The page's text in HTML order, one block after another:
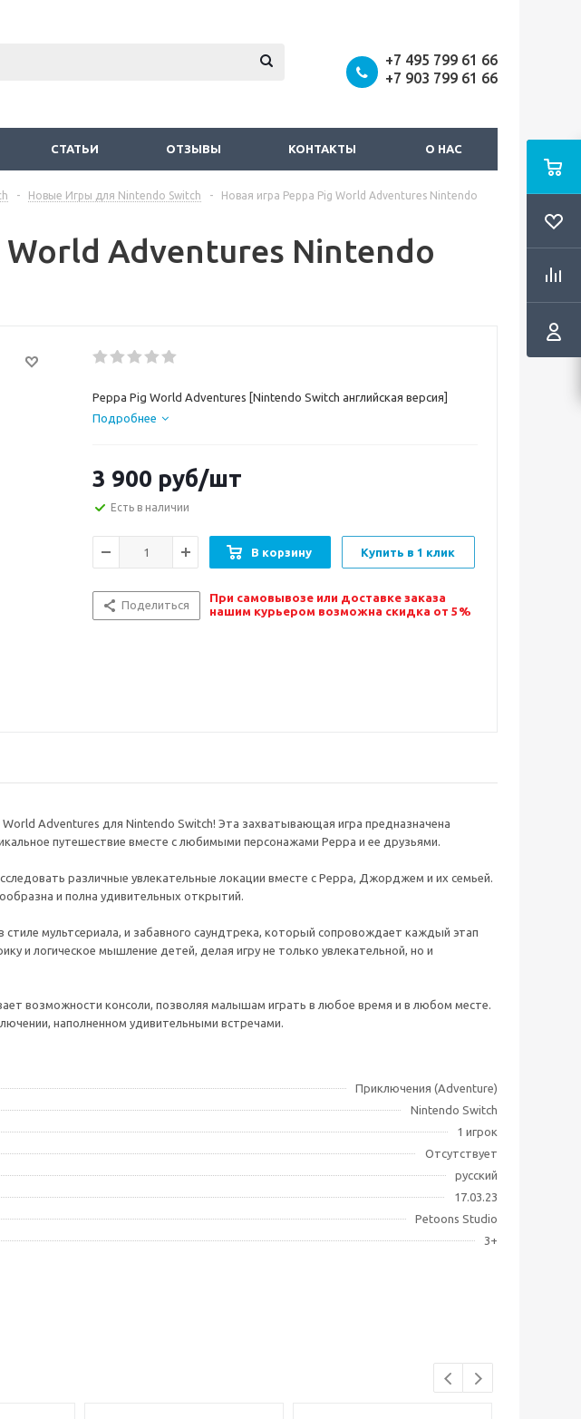
+7 495 799 61 66
+7 903 799 61 66
СТАТЬИ ОТЗЫВЫ КОНТАКТЫ О НАС
- Новые Игры для Nintendo Switch -
Новая игра Peppa Pig World Adventures Nintendo
World Adventures Nintendo
Peppa Pig World Adventures [Nintendo Switch английская версия]
Подробнее
3 900 руб/шт
Есть в наличии
В корзину Купить в 1 клик
Поделиться
При самовывозе или доставке заказа
нашим курьером возможна скидка от 5%
Adventures для Nintendo Switch! Эта захватывающая игра предназначена
путешествие вместе с любимыми персонажами Peppa и ее друзьями.
различные увлекательные локации вместе с Peppa, Джорджем и их семьей.
и полна удивительных открытий.
мультсериала, и забавного саундтрека, который сопровождает каждый этап
и логическое мышление детей, делая игру не только увлекательной, но и
возможности консоли, позволяя малышам играть в любое время и в любом месте.
наполненном удивительными встречами.
Приключения (Adventure)
Nintendo Switch
1 игрок
Отсутствует
русский
17.03.23
Petoons Studio
3+